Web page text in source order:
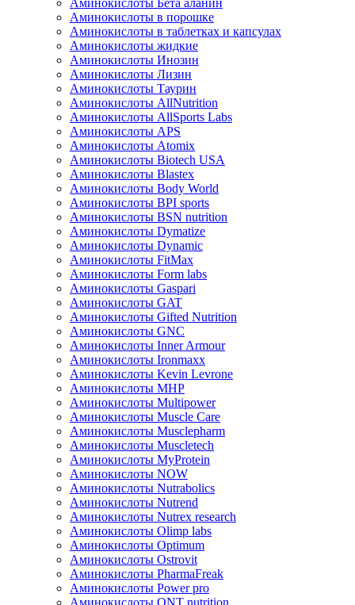
Аминокислоты в порошке
Аминокислоты в таблетках и капсулах
Аминокислоты жидкие
Аминокислоты Инозин
Аминокислоты Лизин
Аминокислоты Таурин
Аминокислоты AllNutrition
Аминокислоты AllSports Labs
Аминокислоты APS
Аминокислоты Atomix
Аминокислоты Biotech USA
Аминокислоты Blastex
Аминокислоты Body World
Аминокислоты BPI sports
Аминокислоты BSN nutrition
Аминокислоты Dymatize
Аминокислоты Dynamic
Аминокислоты FitMax
Аминокислоты Form labs
Аминокислоты Gaspari
Аминокислоты GAT
Аминокислоты Gifted Nutrition
Аминокислоты GNC
Аминокислоты Inner Armour
Аминокислоты Ironmaxx
Аминокислоты Kevin Levrone
Аминокислоты MHP
Аминокислоты Multipower
Аминокислоты Muscle Care
Аминокислоты Musclepharm
Аминокислоты Muscletech
Аминокислоты MyProtein
Аминокислоты NOW
Аминокислоты Nutrabolics
Аминокислоты Nutrend
Аминокислоты Nutrex research
Аминокислоты Olimp labs
Аминокислоты Optimum
Аминокислоты Ostrovit
Аминокислоты PharmaFreak
Аминокислоты Power pro
Аминокислоты QNT nutrition